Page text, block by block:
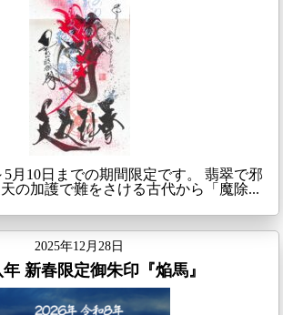
5月10日までの期間限定です。 翡翠で邪
の加護で難をさける古代から「魔除...
2025年12月28日
新春限定御朱印『焔馬』